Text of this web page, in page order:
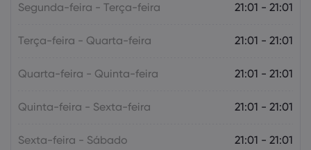
Segunda-feira - Terça-feira 21:01 - 21:01
Terça-feira - Quarta-feira 21:01 - 21:01
Quarta-feira - Quinta-feira 21:01 - 21:01
Quinta-feira - Sexta-feira 21:01 - 21:01
Sexta-feira - Sábado 21:01 - 21:01